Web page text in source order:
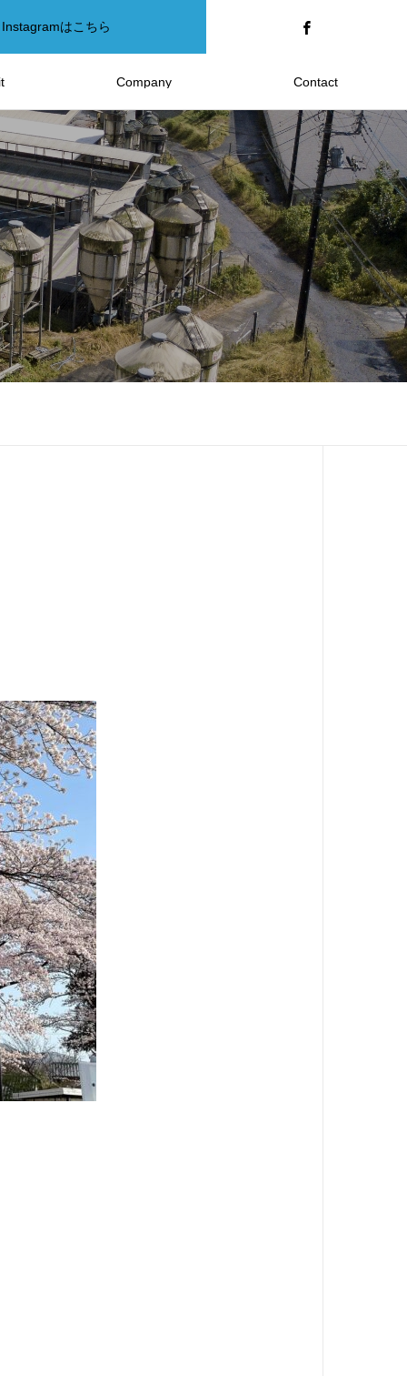
Company
Contact
Instagramはこちら